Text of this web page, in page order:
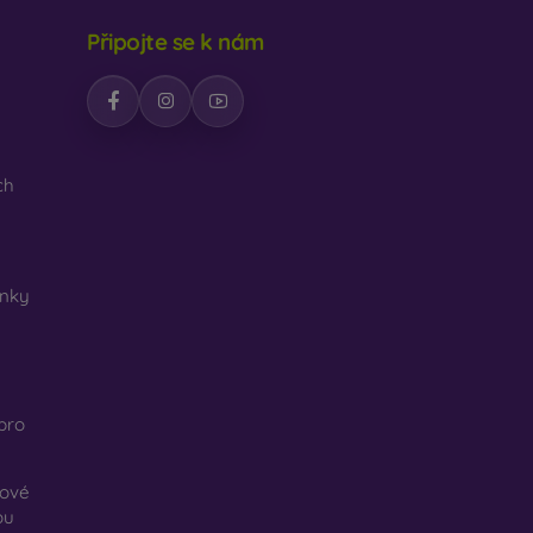
Připojte se k nám